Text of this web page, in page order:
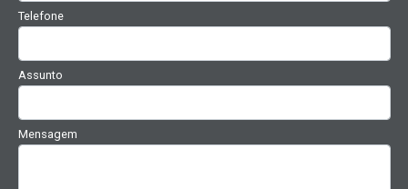
Telefone
Assunto
Mensagem